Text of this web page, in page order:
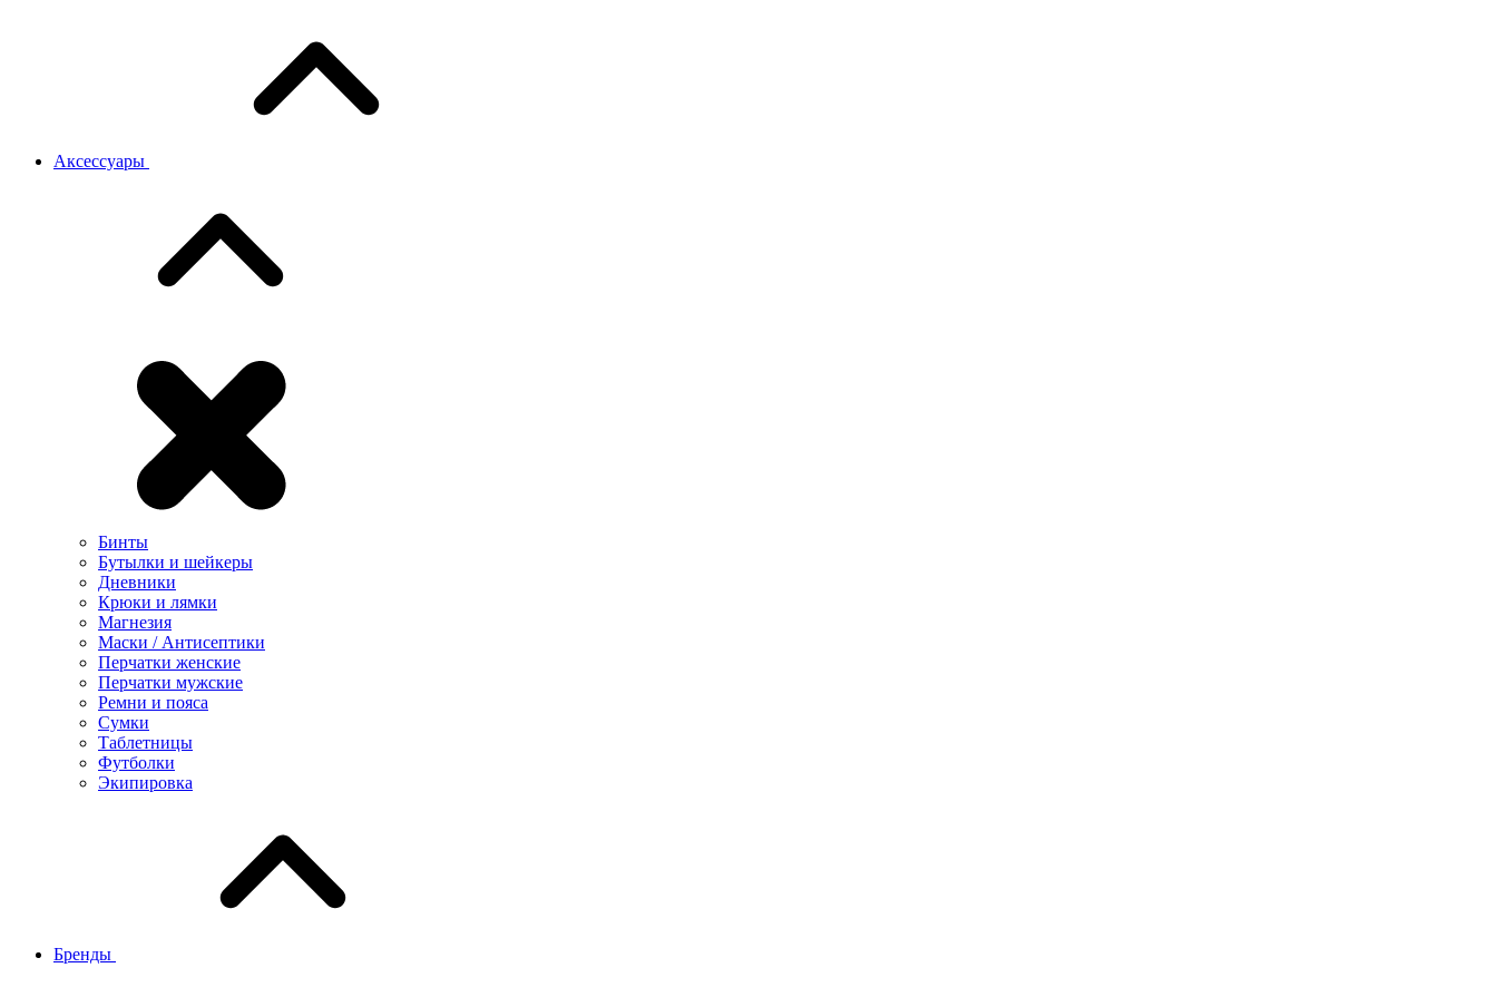
Аксессуары
Бинты
Бутылки и шейкеры
Дневники
Крюки и лямки
Магнезия
Маски / Антисептики
Перчатки женские
Перчатки мужские
Ремни и пояса
Сумки
Таблетницы
Футболки
Экипировка
Бренды